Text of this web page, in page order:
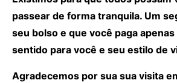
passear de forma tranquila. Um
seu bolso e que você paga
sentido para você e seu estilo de
Agradecemos por sua sua visita